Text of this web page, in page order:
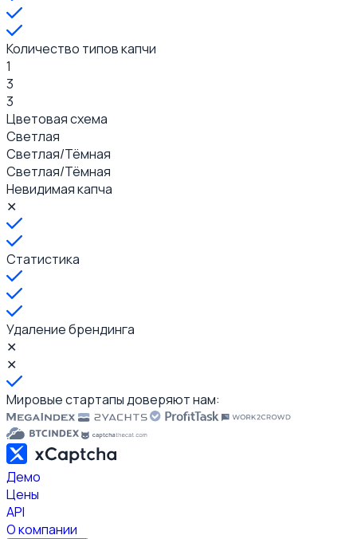
Количество типов капчи
1
3
3
Цветовая схема
Светлая
Светлая/Тёмная
Светлая/Тёмная
Невидимая капча
✕
Статистика
Удаление брендинга
✕
✕
Мировые стартапы доверяют нам:
Демо
Цены
API
О компании